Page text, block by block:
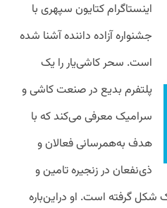
اینستاگرام کتایون سپهری با
جشنواره آزاده داننده آشنا شده
است. سحر کاشی‌یار را یک
پلتفرم بدیع در صنعت کاشی و
سرامیک معرفی می‌کند که با
هدف به‌همرسانی فعالان و
ذی‌نفعان در زنجیره تامین و
شکل گرفته است. او دراین‌باره